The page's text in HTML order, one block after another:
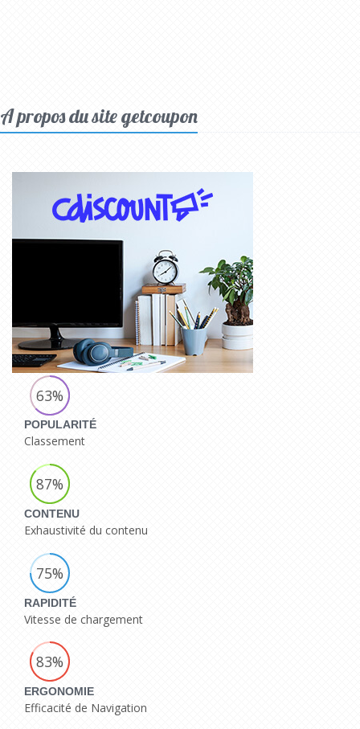
A propos du site getcoupon
63%
POPULARITÉ
Classement
87%
CONTENU
Exhaustivité du contenu
75%
RAPIDITÉ
Vitesse de chargement
83%
ERGONOMIE
Efficacité de Navigation